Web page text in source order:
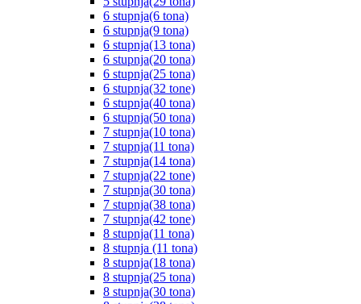
6 stupnja(6 tona)
6 stupnja(9 tona)
6 stupnja(13 tona)
6 stupnja(20 tona)
6 stupnja(25 tona)
6 stupnja(32 tone)
6 stupnja(40 tona)
6 stupnja(50 tona)
7 stupnja(10 tona)
7 stupnja(11 tona)
7 stupnja(14 tona)
7 stupnja(22 tone)
7 stupnja(30 tona)
7 stupnja(38 tona)
7 stupnja(42 tone)
8 stupnja(11 tona)
8 stupnja (11 tona)
8 stupnja(18 tona)
8 stupnja(25 tona)
8 stupnja(30 tona)